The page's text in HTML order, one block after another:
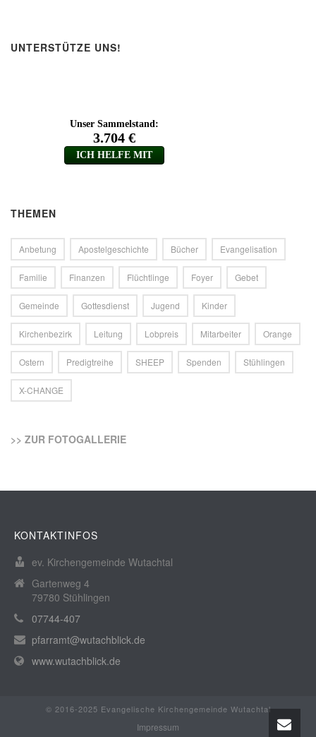
UNTERSTÜTZE UNS!
THEMEN
Anbetung Apostelgeschichte Bücher Evangelisation
Familie Finanzen Flüchtlinge Foyer Gebet
Gemeinde Gottesdienst Jugend Kinder
Kirchenbezirk Leitung Lobpreis Mitarbeiter Orange
Ostern Predigtreihe SHEEP Spenden Stühlingen
X-CHANGE
>> ZUR FOTOGALLERIE
KONTAKTINFOS
ev. Kirchengemeinde Wutachtal
Gartenweg 4
79780 Stühlingen
07744-407
pfarramt@wutachblick.de
www.wutachblick.de
© 2016-2025 Evangelische Kirchengemeinde Wutachtal
Impressum